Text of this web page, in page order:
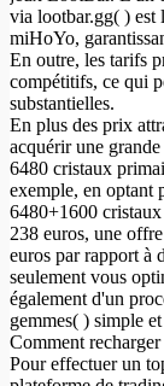
via lootbar.gg( )
miHoYo,
En outre, les tarifs
compétitifs, ce qui
substantielles.
En plus des prix
acquérir une
6480 cristaux
exemple, en optant
6480+1600
238 euros, une
euros par rapport à
seulement vous
également d'un
gemmes( ) simple
Comment
Pour effectuer un